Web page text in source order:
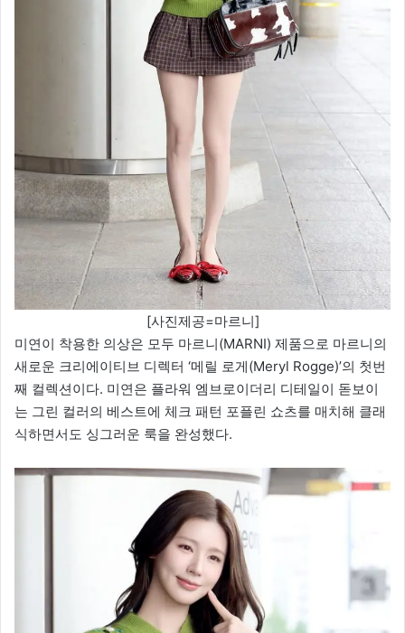
[사진제공=마르니]
미연이 착용한 의상은 모두 마르니(MARNI) 제품으로 마르니의
새로운 크리에이티브 디렉터 ‘메릴 로게(Meryl Rogge)’의 첫번
째 컬렉션이다. 미연은 플라워 엠브로이더리 디테일이 돋보이
는 그린 컬러의 베스트에 체크 패턴 포플린 쇼츠를 매치해 클래
식하면서도 싱그러운 룩을 완성했다.